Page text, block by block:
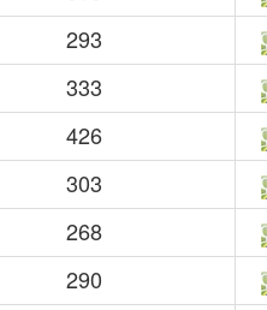
293
333
426
303
268
290